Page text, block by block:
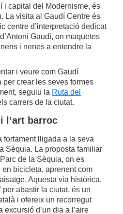
i capital del Modernisme, és
La visita al Gaudí Centre és
centre d’interpretació dedicat
Gaudí, on maquetes
i nenes a entendre la
i veure com Gaudí
per crear les seves formes
seguiu la Ruta del
carrers de la ciutat.
l’art barroc
fortament lligada a la seva
Sèquia. La proposta familiar
de la Sèquia, on es
en bicicleta, aprenent com
Aquesta via històrica,
abastir la ciutat, és un
i ofereix un recorregut
excursió d’un dia a l’aire